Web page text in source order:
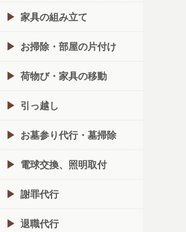
家具の組み立て
お掃除・部屋の片付け
荷物び・家具の移動
引っ越し
お墓参り代行・墓掃除
電球交換、照明取付
謝罪代行
退職代行